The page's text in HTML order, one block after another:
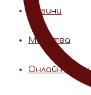
Новини
Молитва
Онлайн